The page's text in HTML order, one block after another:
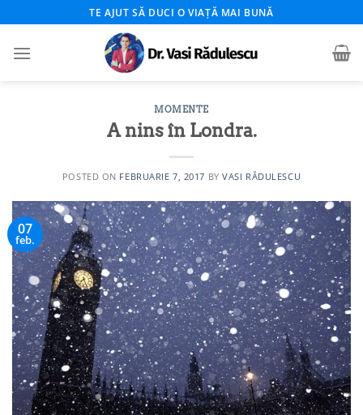
to
content
TE AJUT SĂ DUCI O VIAȚĂ MAI BUNĂ
MOMENTE
A nins în Londra.
POSTED ON FEBRUARIE 7, 2017 BYVASI RĂDULESCU
07
feb.